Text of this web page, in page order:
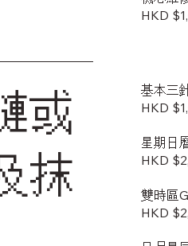
HKD
或
抹
基本三
HKD
星期日
HKD
雙時區
HKD